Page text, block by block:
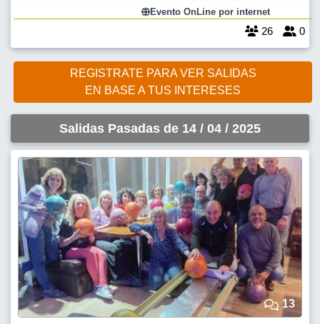
publicaciones y generar más conexión con quienes nos leen. 📌 En
este encuentro vamo
Evento OnLine por internet
26 0
REGISTRATE PARA VER SALIDAS
EN BASE A TUS INTERESES
Salidas Pasadas de 14 / 04 / 2025
13